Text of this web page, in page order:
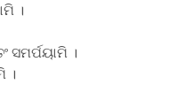
।
ସମର୍ପୟାମି ।
।